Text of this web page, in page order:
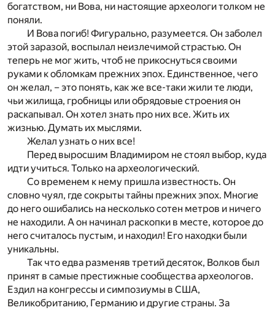
богатством, ни Вова, ни настоящие археологи толком не
поняли.
И Вова погиб! Фигурально, разумеется. Он заболел
этой заразой, воспылал неизлечимой страстью. Он
теперь не мог жить, чтоб не прикоснуться своими
руками к обломкам прежних эпох. Единственное, чего
он желал, – это понять, как же все-таки жили те люди,
чьи жилища, гробницы или обрядовые строения он
раскапывал. Он хотел знать про них все. Жить их
жизнью. Думать их мыслями.
Желал узнать о них все!
Перед выросшим Владимиром не стоял выбор, куда
идти учиться. Только на археологический.
Со временем к нему пришла известность. Он
словно чуял, где сокрыты тайны прежних эпох. Многие
до него ошибались на несколько сотен метров и ничего
не находили. А он начинал раскопки в месте, которое до
него считалось пустым, и находил! Его находки были
уникальны.
Так что едва разменяв третий десяток, Волков был
принят в самые престижные сообщества археологов.
Ездил на конгрессы и симпозиумы в США,
Великобританию, Германию и другие страны. За